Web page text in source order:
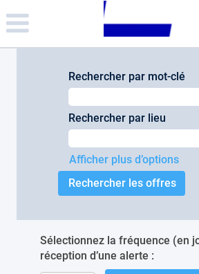
note:
This
website
Rechercher par mot-clé
Rechercher par lieu
Afficher plus d’options
Sélectionnez la fréquence (en
réception d’une alerte :